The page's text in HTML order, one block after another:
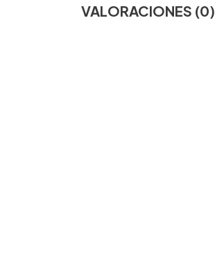
VALORACIONES (0)